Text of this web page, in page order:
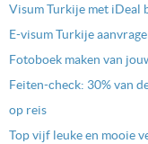
Visum Turkije met iDeal
E-visum Turkije
Fotoboek maken van
Feiten-check: 30% van
op reis
Top vijf leuke en mooie